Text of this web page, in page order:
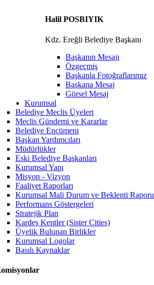
Halil POSBIYIK
Kdz. Ereğli Belediye Başkanı
Başkanın Mesajı
Özgeçmiş
Başkanla Fotoğraflarımız
Başkana Mesaj
Görsel Mesaj
Kurumsal
Belediye Meclis Üyeleri
Meclis Gündemi ve Kararlar
Belediye Encümeni
Başkan Yardımcıları
Müdürlükler
Eski Belediye Başkanları
Kurumsal Yapı
Misyon - Vizyon
Faaliyet Raporları
Kurumsal Mali Durum ve Beklenti Raporu
Performans Göstergeleri
Stratejik Plan
Kardeş Kentler (Sister Cities)
Üyelik Bulunan Birlikler
Kurumsal Logolar
Basılı Kaynaklar